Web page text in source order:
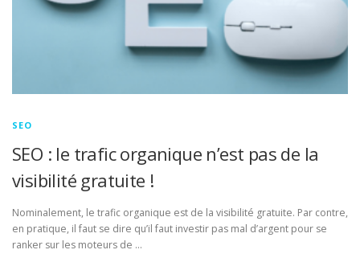
SEO
SEO : le trafic organique n’est pas de la
visibilité gratuite !
Nominalement, le trafic organique est de la visibilité gratuite. Par contre,
en pratique, il faut se dire qu’il faut investir pas mal d’argent pour se
ranker sur les moteurs de …